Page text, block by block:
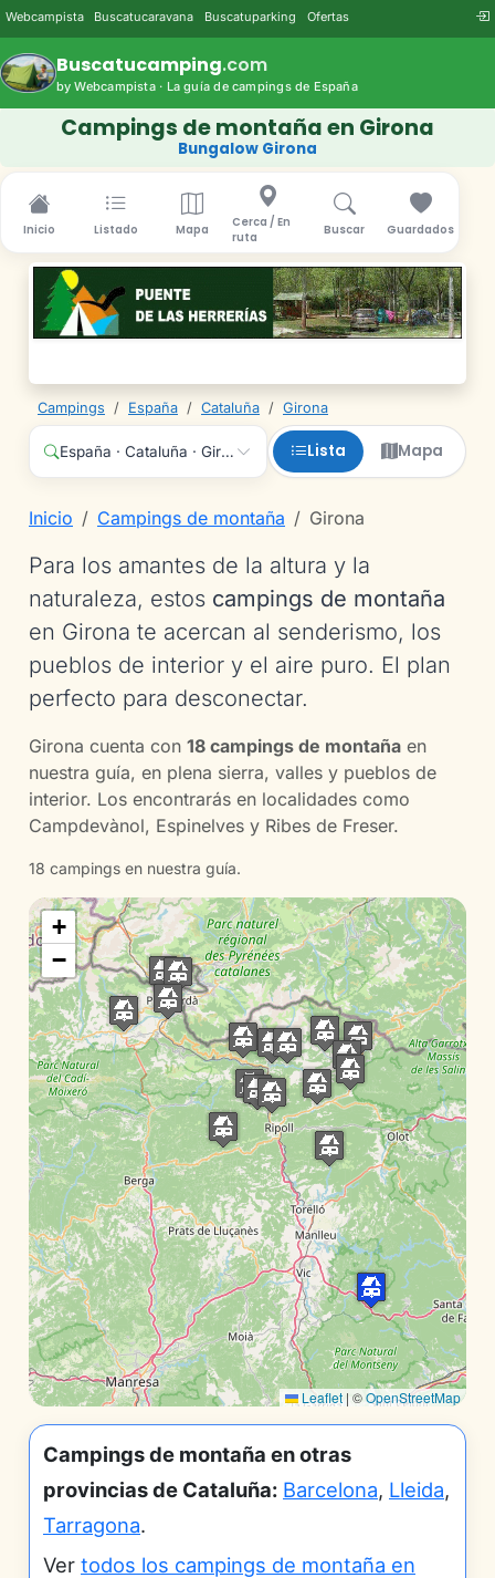
Webcampista Buscatucaravana Buscatuparking Ofertas
Buscatucamping.com
by Webcampista · La guía de campings de España
Campings de montaña en Girona
Bungalow Girona
Inicio Listado Mapa
Cerca / En
ruta
Buscar Guardados
Campings / España / Cataluña / Girona
España · Cataluña · Girona · Cualquier servicio
Lista Mapa
Inicio Campings de montaña Girona
Para los amantes de la altura y la
naturaleza, estos campings de montaña
en Girona te acercan al senderismo, los
pueblos de interior y el aire puro. El plan
perfecto para desconectar.
Girona cuenta con 18 campings de montaña en
nuestra guía, en plena sierra, valles y pueblos de
interior. Los encontrarás en localidades como
Campdevànol, Espinelves y Ribes de Freser.
18 campings en nuestra guía.
+
−
Leaflet | ©OpenStreetMap
Campings de montaña en otras
provincias de Cataluña: Barcelona, Lleida,
Tarragona.
Ver todos los campings de montaña en